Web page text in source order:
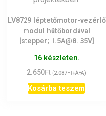
LV8729 léptetőmotor-vezérlő
modul hűtőbordával
[stepper; 1.5A@8..35V]
16 készleten.
2.650Ft (2.087Ft+ÁFA)
Kosárba teszem